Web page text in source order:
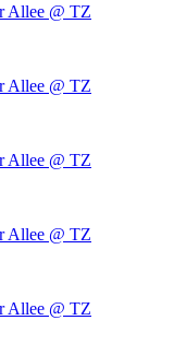
Allee @ TZ
Allee @ TZ
Allee @ TZ
Allee @ TZ
Allee @ TZ